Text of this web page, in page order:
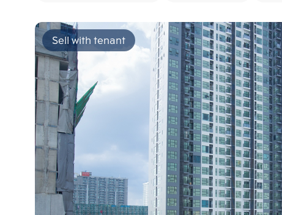
Sell with tenant
Add comparative units
Number 1